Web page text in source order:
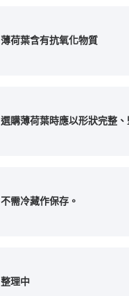
薄荷葉含有抗氧化物質
選購薄荷葉時應以形狀完整
不需冷藏作保存。
整理中